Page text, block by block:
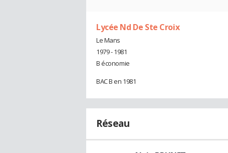
Lycée Nd De Ste Croix
Le Mans
1979 - 1981
B économie
BAC B en 1981
Réseau